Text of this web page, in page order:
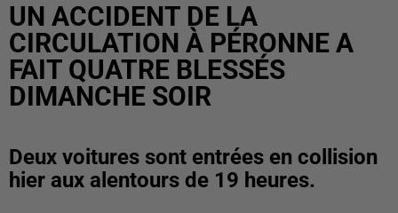
UN ACCIDENT DE LA
CIRCULATION À PÉRONNE A
FAIT QUATRE BLESSÉS
DIMANCHE SOIR
Deux voitures sont entrées en collision
hier aux alentours de 19 heures.